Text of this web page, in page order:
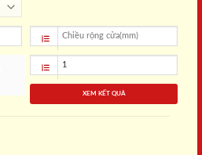
XEM KẾT QUẢ